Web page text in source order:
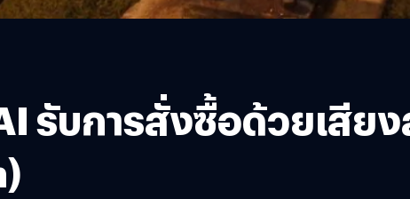
รับการสั่งซื้อด้วยเสีย